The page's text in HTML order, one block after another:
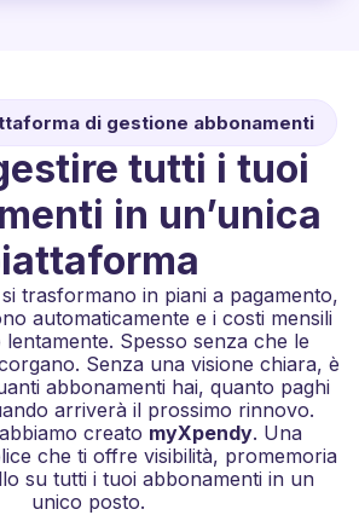
di gestione abbonamenti
tutti i tuoi
in un’unica
trasformano in piani a pagamento,
automaticamente e i costi mensili
Spesso senza che le
Senza una visione chiara, è
abbonamenti hai, quanto paghi
arriverà il prossimo rinnovo.
creato myXpendy. Una
che ti offre visibilità, promemoria
su tutti i tuoi abbonamenti in un
unico posto.